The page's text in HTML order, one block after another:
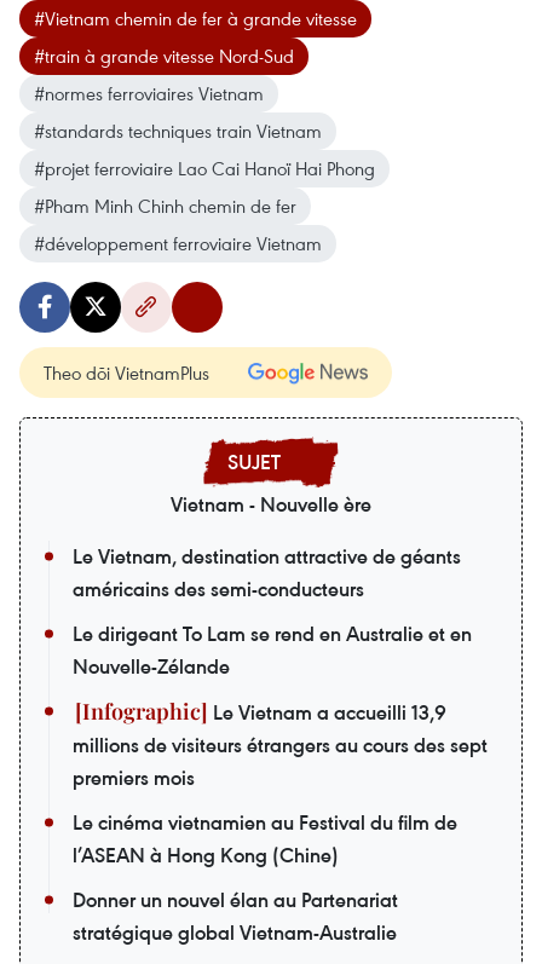
#Vietnam chemin de fer à grande vitesse
#train à grande vitesse Nord-Sud
#normes ferroviaires Vietnam
#standards techniques train Vietnam
#projet ferroviaire Lao Cai Hanoï Hai Phong
#Pham Minh Chinh chemin de fer
#développement ferroviaire Vietnam
Theo dõi VietnamPlus
Vietnam - Nouvelle ère
Le Vietnam, destination attractive de géants
américains des semi-conducteurs
Le dirigeant To Lam se rend en Australie et en
Nouvelle-Zélande
Le Vietnam a accueilli 13,9
millions de visiteurs étrangers au cours des sept
premiers mois
Le cinéma vietnamien au Festival du film de
l’ASEAN à Hong Kong (Chine)
Donner un nouvel élan au Partenariat
stratégique global Vietnam-Australie